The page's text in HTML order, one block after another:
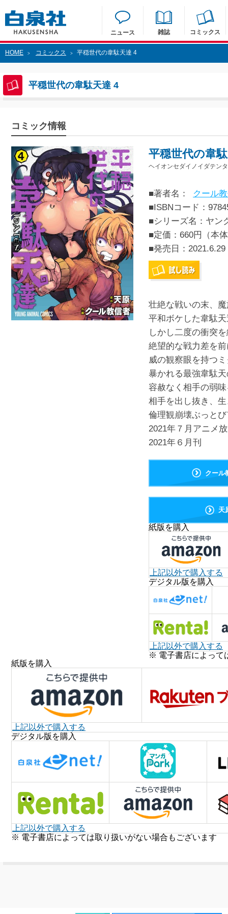
ニュース 雑誌 コミックス
HOME > コミックス > 平穏世代の韋駄天達 4
平穏世代の韋駄天達 4
コミック情報
平穏世代の韋
ヘイオンセダイノイダテン
■著者名：
クール
■ISBNコード：
■シリーズ名：ヤン
■定価：660円（本
■発売日： 2021.6.29
壮絶な戦いの末、
平和ボケした韋駄
しかし二度の衝突
絶望的な戦力差を
威の観察眼を持つ
暴かれる最強韋駄
容赦なく相手の弱
相手を出し抜き、
倫理観崩壊ぶっと
2021年７月アニメ
2021年６月刊
クール
天
紙版を購入
上記以外で購入する
デジタル版を購入
上記以外で購入する
※ 電子書店によって
紙版を購入
上記以外で購入する
デジタル版を購入
上記以外で購入する
※ 電子書店によっては取り扱いがない場合もございます